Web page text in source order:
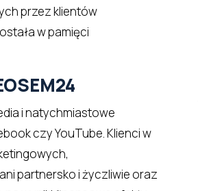
przez klientów
w pamięci
i natychmiastowe
czy YouTube. Klienci w
partnersko i życzliwie oraz